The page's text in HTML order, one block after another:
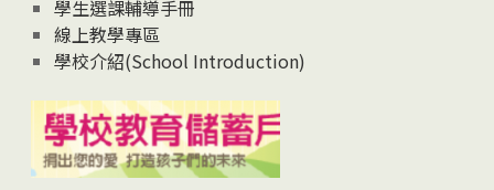
學生選課輔導手冊
線上教學專區
學校介紹(School Introduction)